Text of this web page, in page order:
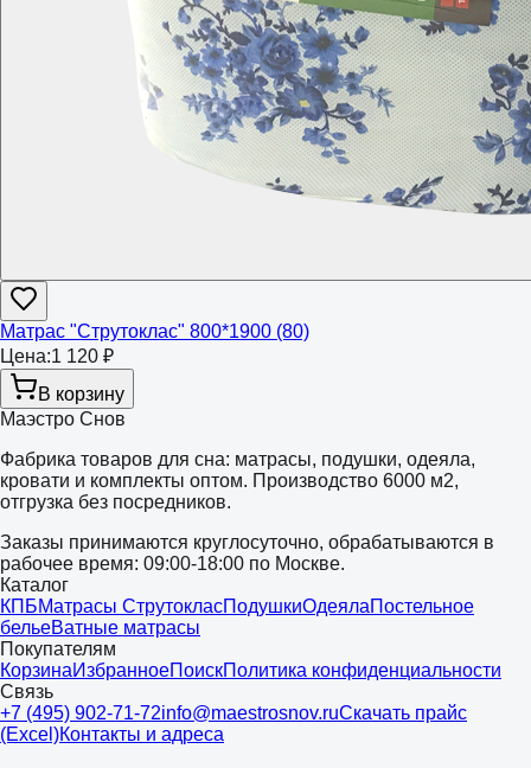
Матрас "Струтоклас" 800*1900 (80)
Цена:1 120 ₽
В корзину
Маэстро Снов
Фабрика товаров для сна: матрасы, подушки, одеяла,
кровати и комплекты оптом. Производство 6000 м2,
отгрузка без посредников.
Заказы принимаются круглосуточно, обрабатываются в
рабочее время: 09:00-18:00 по Москве.
Каталог
КПБМатрасы СтрутокласПодушкиОдеялаПостельное
бельеВатные матрасы
Покупателям
КорзинаИзбранноеПоискПолитика конфиденциальности
Связь
+7 (495) 902-71-72info@maestrosnov.ruСкачать прайс
(Excel)Контакты и адреса